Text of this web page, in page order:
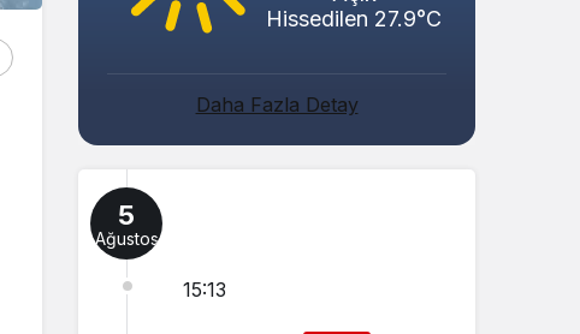
Hissedilen 27.9°C
Daha Fazla Detay
5
Ağustos
15:13